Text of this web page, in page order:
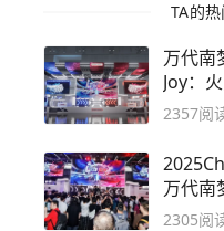
TA的
万代南
Joy：
2357阅
万代南
激情
2305阅